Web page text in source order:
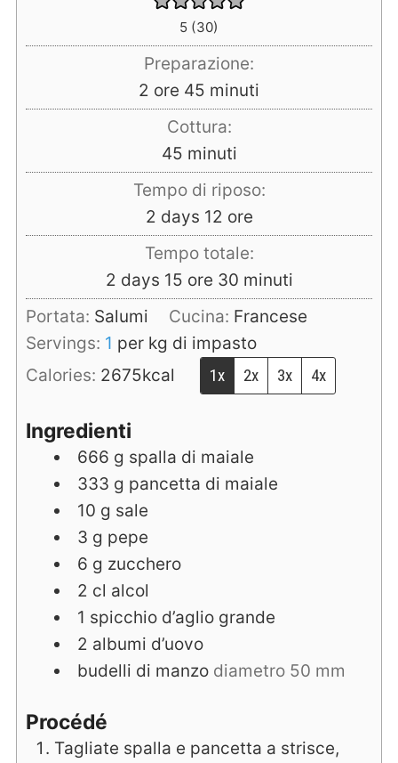
5 (30)
Preparazione:
2 ore
ore 45 minuti
minuti
Cottura:
45minuti
minuti
Tempo di riposo:
2 days
days 12 ore
ore
Tempo totale:
2 days
days 15ore
ore 30minuti
minuti
Portata: Salumi Cucina: Francese
Servings: 1 per kg di impasto
Calories: 2675kcal 1x 2x 3x 4x
Ingredienti
666 g spalla di maiale
333 g pancetta di maiale
10 g sale
3 g pepe
6 g zucchero
2 cl alcol
1 spicchio d’aglio grande
2 albumi d’uovo
budelli di manzo diametro 50 mm
Procédé
Tagliate spalla e pancetta a strisce,